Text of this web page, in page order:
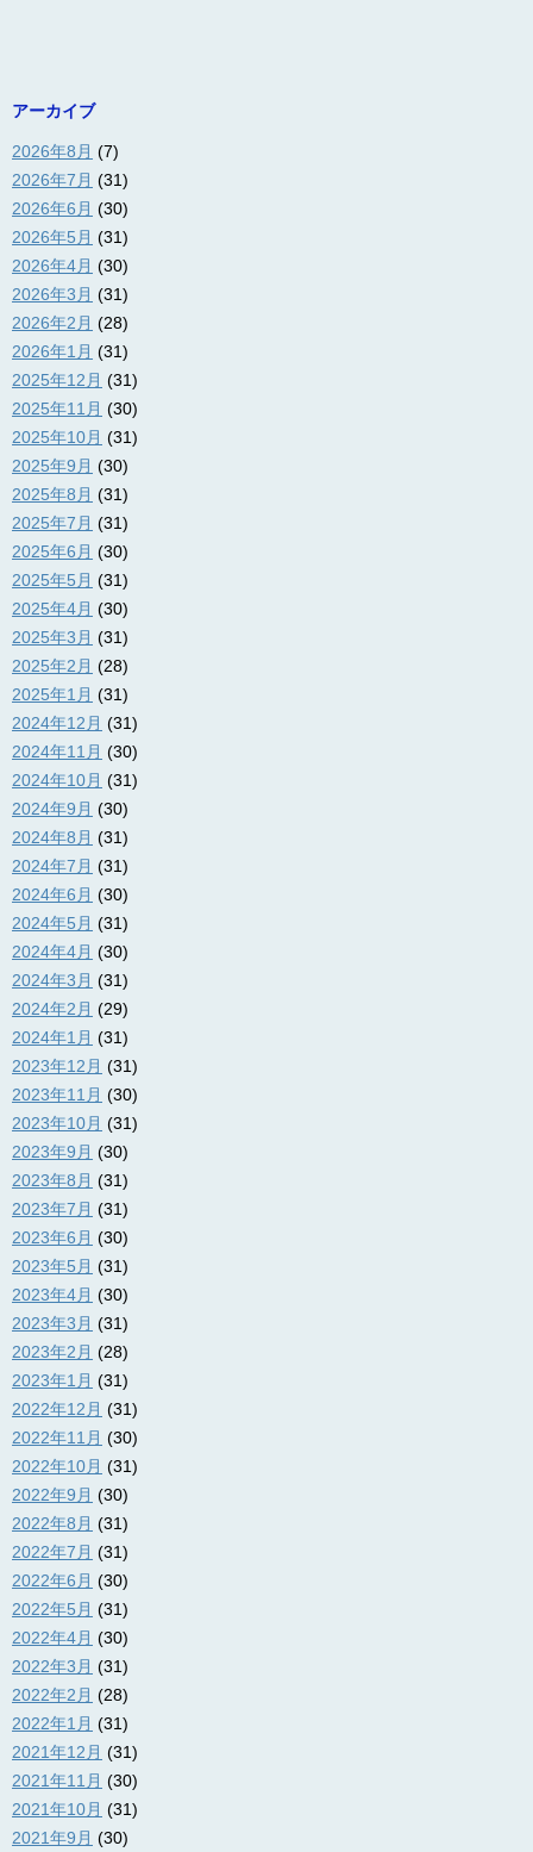
アーカイブ
2026年8月 (7)
2026年7月 (31)
2026年6月 (30)
2026年5月 (31)
2026年4月 (30)
2026年3月 (31)
2026年2月 (28)
2026年1月 (31)
2025年12月 (31)
2025年11月 (30)
2025年10月 (31)
2025年9月 (30)
2025年8月 (31)
2025年7月 (31)
2025年6月 (30)
2025年5月 (31)
2025年4月 (30)
2025年3月 (31)
2025年2月 (28)
2025年1月 (31)
2024年12月 (31)
2024年11月 (30)
2024年10月 (31)
2024年9月 (30)
2024年8月 (31)
2024年7月 (31)
2024年6月 (30)
2024年5月 (31)
2024年4月 (30)
2024年3月 (31)
2024年2月 (29)
2024年1月 (31)
2023年12月 (31)
2023年11月 (30)
2023年10月 (31)
2023年9月 (30)
2023年8月 (31)
2023年7月 (31)
2023年6月 (30)
2023年5月 (31)
2023年4月 (30)
2023年3月 (31)
2023年2月 (28)
2023年1月 (31)
2022年12月 (31)
2022年11月 (30)
2022年10月 (31)
2022年9月 (30)
2022年8月 (31)
2022年7月 (31)
2022年6月 (30)
2022年5月 (31)
2022年4月 (30)
2022年3月 (31)
2022年2月 (28)
2022年1月 (31)
2021年12月 (31)
2021年11月 (30)
2021年10月 (31)
2021年9月 (30)